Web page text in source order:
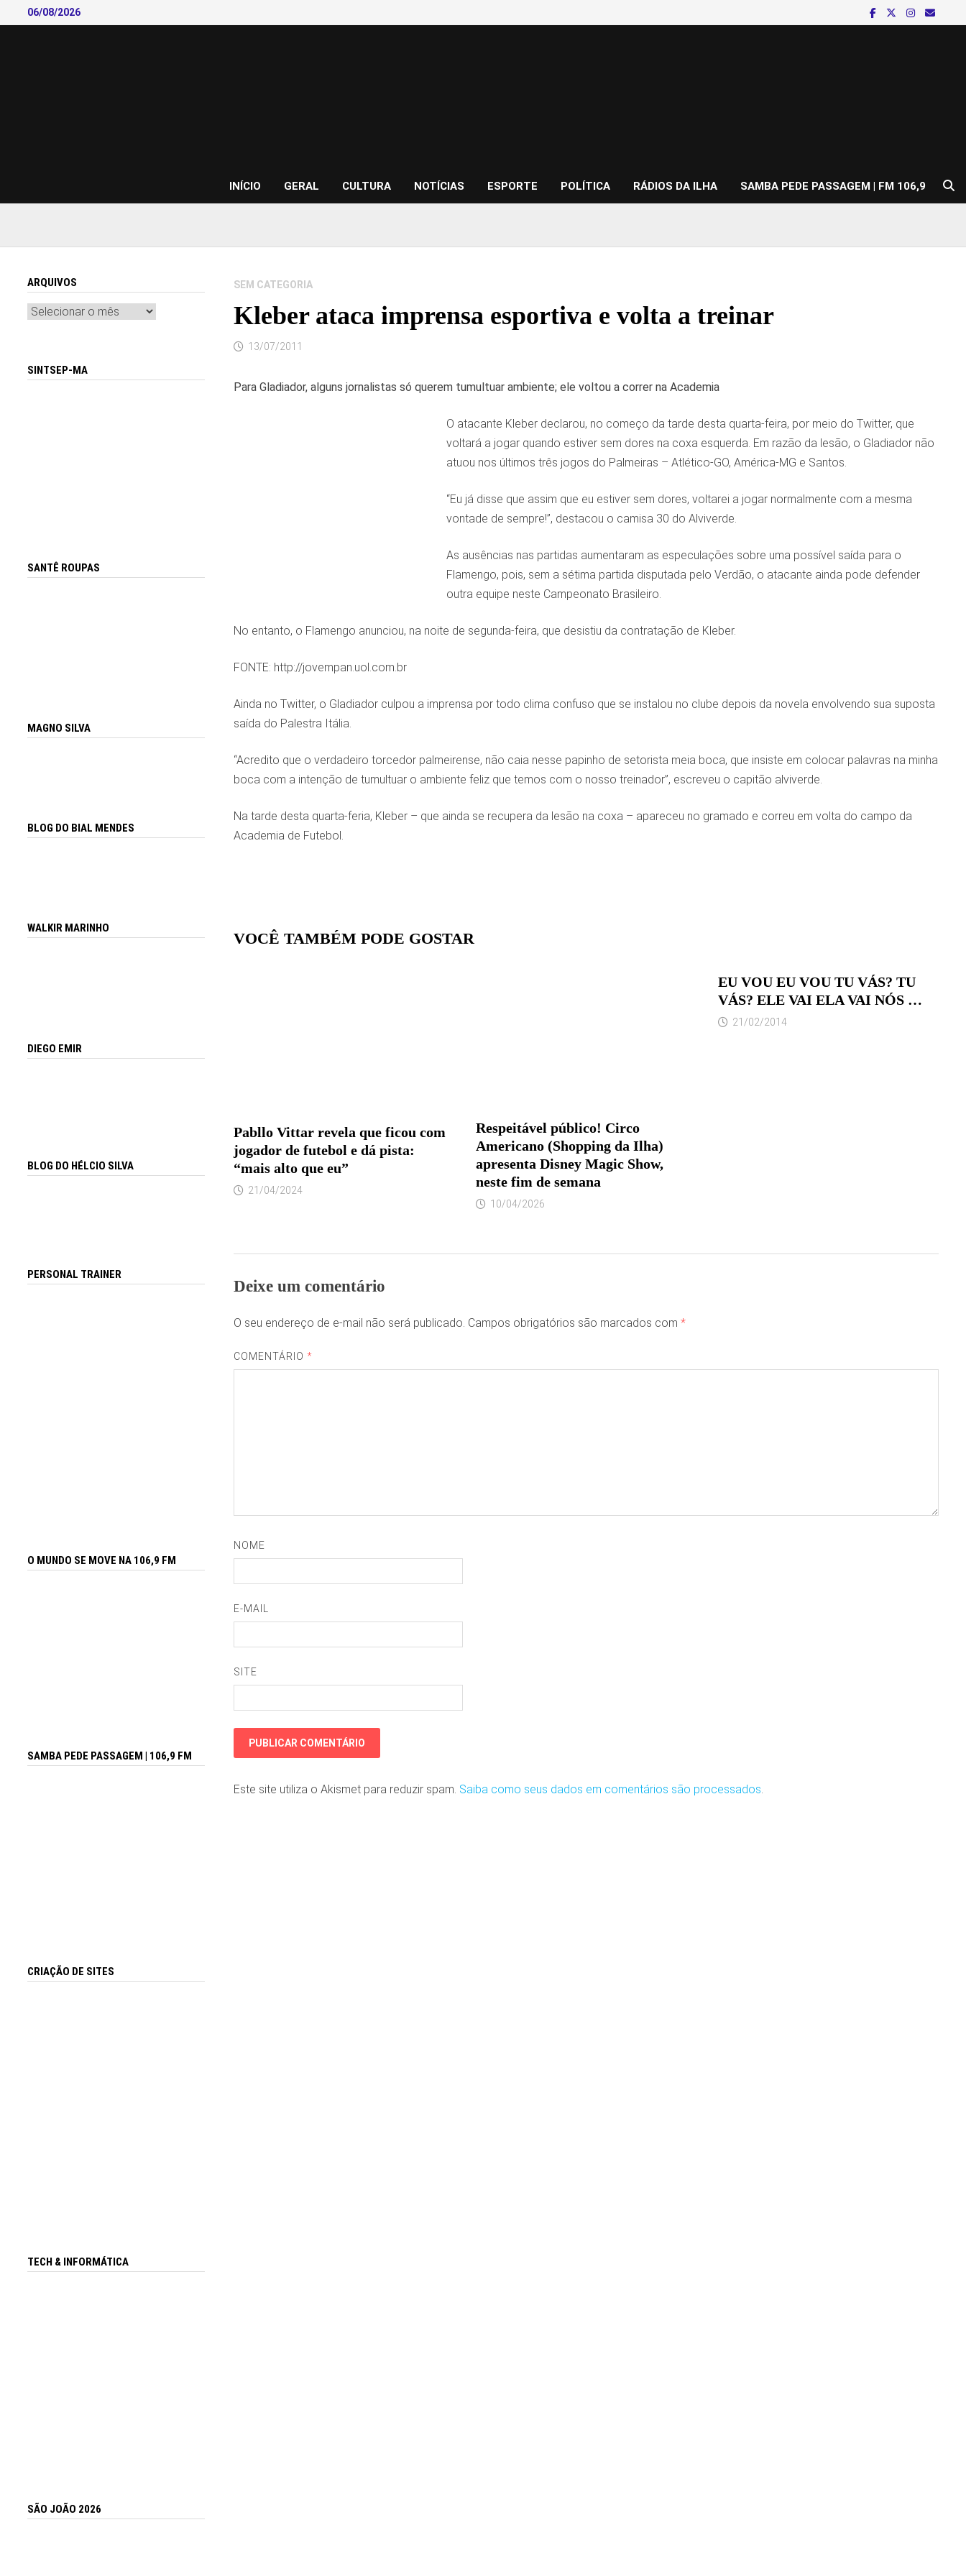
to
06/08/2026
INÍCIO GERAL CULTURA NOTÍCIAS ESPORTE POLÍTICA RÁDIOS DA ILHA SAMBA PEDE PASSAGEM | FM 106,9
SEM CATEGORIA
Kleber ataca imprensa esportiva e volta a treinar
13/07/2011
Para Gladiador, alguns jornalistas só querem tumultuar ambiente; ele voltou a correr na Academia
O atacante Kleber declarou, no começo da tarde desta quarta-feira, por meio do Twitter, que
voltará a jogar quando estiver sem dores na coxa esquerda. Em razão da lesão, o Gladiador não
atuou nos últimos três jogos do Palmeiras – Atlético-GO, América-MG e Santos.
“Eu já disse que assim que eu estiver sem dores, voltarei a jogar normalmente com a mesma
vontade de sempre!”, destacou o camisa 30 do Alviverde.
As ausências nas partidas aumentaram as especulações sobre uma possível saída para o
Flamengo, pois, sem a sétima partida disputada pelo Verdão, o atacante ainda pode defender
outra equipe neste Campeonato Brasileiro.
No entanto, o Flamengo anunciou, na noite de segunda-feira, que desistiu da contratação de Kleber.
FONTE: http://jovempan.uol.com.br
Ainda no Twitter, o Gladiador culpou a imprensa por todo clima confuso que se instalou no clube depois da novela envolvendo sua suposta
saída do Palestra Itália.
“Acredito que o verdadeiro torcedor palmeirense, não caia nesse papinho de setorista meia boca, que insiste em colocar palavras na minha
boca com a intenção de tumultuar o ambiente feliz que temos com o nosso treinador”, escreveu o capitão alviverde.
Na tarde desta quarta-feria, Kleber – que ainda se recupera da lesão na coxa – apareceu no gramado e correu em volta do campo da
Academia de Futebol.
VOCÊ TAMBÉM PODE GOSTAR
Pabllo Vittar revela que ficou com
jogador de futebol e dá pista:
“mais alto que eu”
21/04/2024
Respeitável público! Circo
Americano (Shopping da Ilha)
apresenta Disney Magic Show,
neste fim de semana
10/04/2026
EU VOU EU VOU TU VÁS? TU
VÁS? ELE VAI ELA VAI NÓS …
21/02/2014
Deixe um comentário
O seu endereço de e-mail não será publicado. Campos obrigatórios são marcados com *
COMENTÁRIO*
NOME
E-MAIL
SITE
Este site utiliza o Akismet para reduzir spam. Saiba como seus dados em comentários são processados.
ARQUIVOS
Arquivos
SINTSEP-MA
SANTÊ ROUPAS
MAGNO SILVA
BLOG DO BIAL MENDES
WALKIR MARINHO
DIEGO EMIR
BLOG DO HÉLCIO SILVA
PERSONAL TRAINER
O MUNDO SE MOVE NA 106,9 FM
SAMBA PEDE PASSAGEM | 106,9 FM
CRIAÇÃO DE SITES
TECH & INFORMÁTICA
SÃO JOÃO 2026